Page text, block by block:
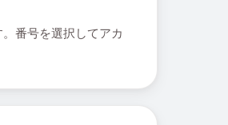
番号を選択してアカ